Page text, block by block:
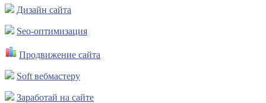
Дизайн сайта
Seo-оптимизация
Продвижение сайта
Soft вебмастеру
Заработай на сайте